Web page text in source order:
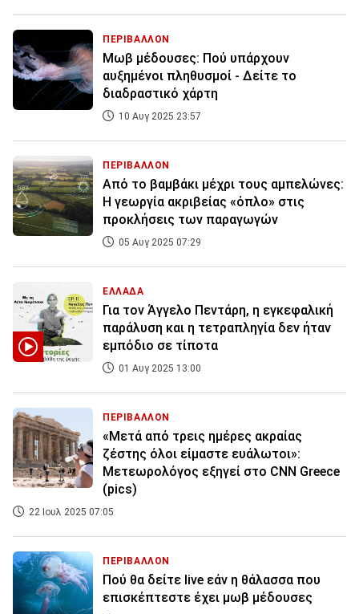
ΠΕΡΙΒΑΛΛΟΝ
Μωβ μέδουσες: Πού υπάρχουν
αυξημένοι πληθυσμοί - Δείτε το
διαδραστικό χάρτη
10 Αυγ 2025 23:57
ΠΕΡΙΒΑΛΛΟΝ
Από το βαμβάκι μέχρι τους αμπελώνες:
Η γεωργία ακριβείας «όπλο» στις
προκλήσεις των παραγωγών
05 Αυγ 2025 07:29
ΕΛΛΑΔΑ
Για τον Άγγελο Πεντάρη, η εγκεφαλική
παράλυση και η τετραπληγία δεν ήταν
εμπόδιο σε τίποτα
01 Αυγ 2025 13:00
ΠΕΡΙΒΑΛΛΟΝ
«Μετά από τρεις ημέρες ακραίας
ζέστης όλοι είμαστε ευάλωτοι»:
Μετεωρολόγος εξηγεί στο CNN Greece
(pics)
22 Ιουλ 2025 07:05
ΠΕΡΙΒΑΛΛΟΝ
Πού θα δείτε live εάν η θάλασσα που
επισκέπτεστε έχει μωβ μέδουσες